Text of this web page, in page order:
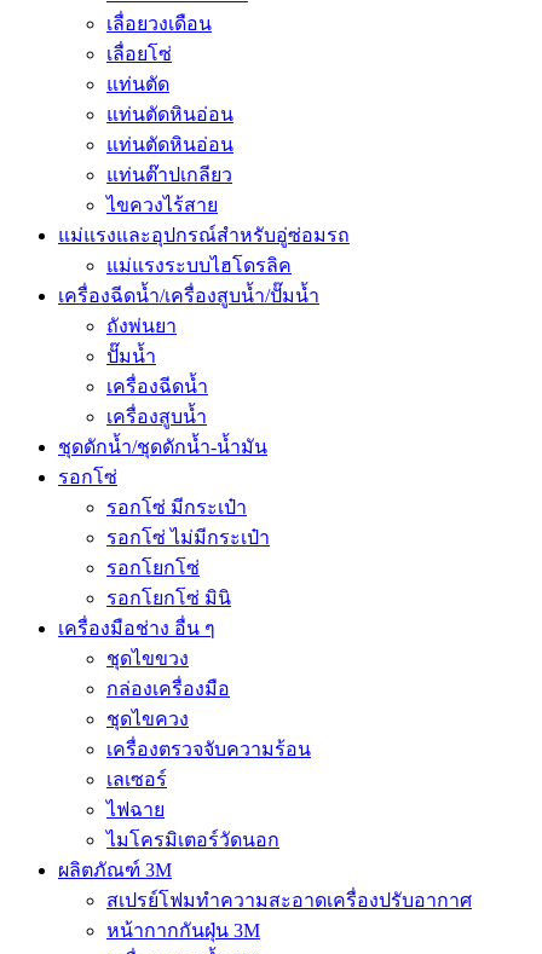
เลื่อยวงเดือน
เลื่อยโซ่
แท่นตัด
แท่นตัดหินอ่อน
แท่นตัดหินอ่อน
แท่นต๊าปเกลียว
ไขควงไร้สาย
แม่แรงและอุปกรณ์สำหรับอู่ซ่อมรถ
แม่แรงระบบไฮโดรลิค
เครื่องฉีดน้ำ/เครื่องสูบน้ำ/ปั๊มน้ำ
ถังพ่นยา
ปั๊มน้ำ
เครื่องฉีดน้ำ
เครื่องสูบน้ำ
ชุดดักน้ำ/ชุดดักน้ำ-น้ำมัน
รอกโซ่
รอกโซ่ มีกระเป๋า
รอกโซ่ ไม่มีกระเป๋า
รอกโยกโซ่
รอกโยกโซ่ มินิ
เครื่องมือช่าง อื่น ๆ
ชุดไขขวง
กล่องเครื่องมือ
ชุดไขควง
เครื่องตรวจจับความร้อน
เลเซอร์
ไฟฉาย
ไมโครมิเตอร์วัดนอก
ผลิตภัณฑ์ 3M
สเปรย์โฟมทำความสะอาดเครื่องปรับอากาศ
หน้ากากกันฝุ่น 3M